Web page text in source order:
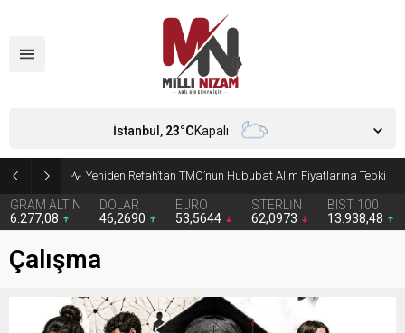
CHP’de Günaydın ve Başarır’ın grup başkanvekilliği düştü
GRAM ALTIN
6.277,08
DOLAR
46,2690
EURO
53,5644
STERLİN
62,0973
BIST 100
13.938,48
İstanbul, 23°CKapalı
Çalışma